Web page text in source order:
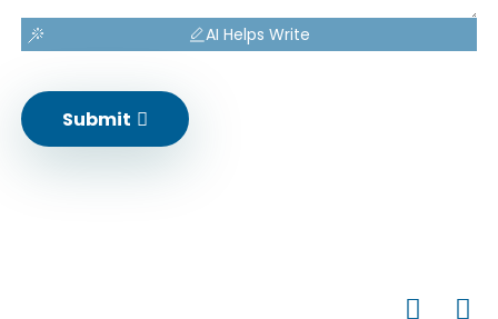
AI Helps Write
Submit